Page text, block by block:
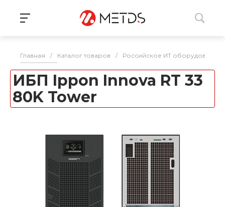
Главная / Каталог товаров / Российское ИТ оборудование
ИБП Ippon Innova RT 33
80K Tower